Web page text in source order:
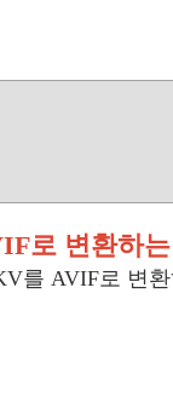
로 변환하
를 AVIF로 변